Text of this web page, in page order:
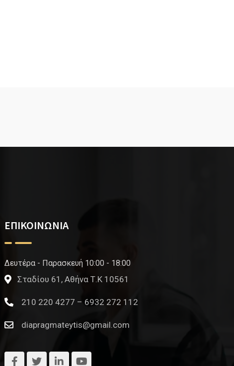
ΕΠΙΚΟΙΝΩΝΙΑ
Δευτέρα - Παρασκευή 10:00 - 18:00
Σταδίου 61, Αθήνα Τ.Κ 10561
210 220 4277 – 6932 272 112
diapragmateytis@gmail.com